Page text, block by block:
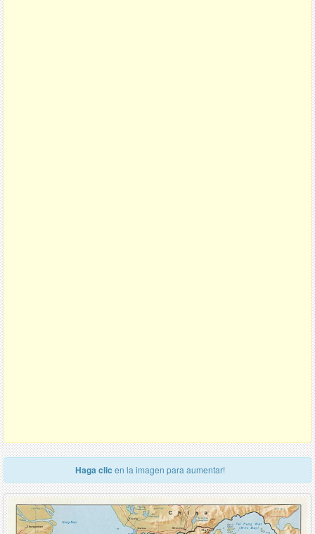
Haga clic en la imagen para aumentar!